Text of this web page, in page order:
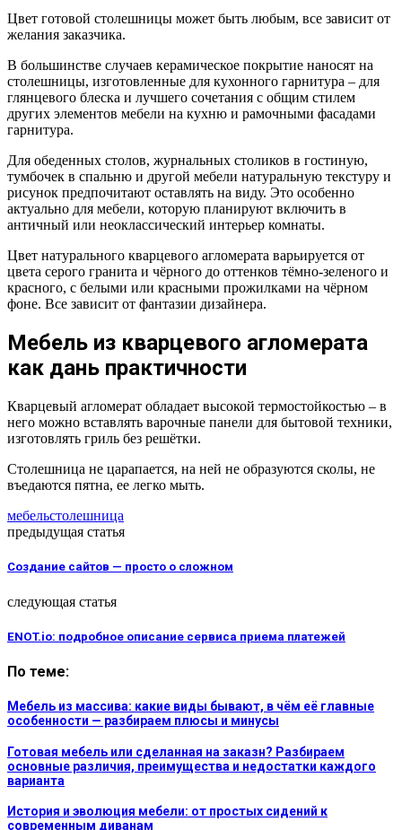
Цвет готовой столешницы может быть любым, все зависит от
желания заказчика.
В большинстве случаев керамическое покрытие наносят на
столешницы, изготовленные для кухонного гарнитура – для
глянцевого блеска и лучшего сочетания с общим стилем
других элементов мебели на кухню и рамочными фасадами
гарнитура.
Для обеденных столов, журнальных столиков в гостиную,
тумбочек в спальню и другой мебели натуральную текстуру и
рисунок предпочитают оставлять на виду. Это особенно
актуально для мебели, которую планируют включить в
античный или неоклассический интерьер комнаты.
Цвет натурального кварцевого агломерата варьируется от
цвета серого гранита и чёрного до оттенков тёмно-зеленого и
красного, с белыми или красными прожилками на чёрном
фоне. Все зависит от фантазии дизайнера.
Мебель из кварцевого агломерата
как дань практичности
Кварцевый агломерат обладает высокой термостойкостью – в
него можно вставлять варочные панели для бытовой техники,
изготовлять гриль без решётки.
Столешница не царапается, на ней не образуются сколы, не
въедаются пятна, ее легко мыть.
мебельстолешница
предыдущая статья
Создание сайтов — просто о сложном
следующая статья
ENOT.io: подробное описание сервиса приема платежей
По теме:
Мебель из массива: какие виды бывают, в чём её главные
особенности — разбираем плюсы и минусы
Готовая мебель или сделанная на заказн? Разбираем
основные различия, преимущества и недостатки каждого
варианта
История и эволюция мебели: от простых сидений к
современным диванам